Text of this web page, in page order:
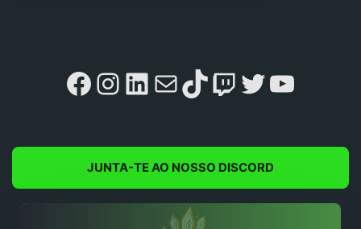
Facebook
Instagram
LinkedIn
MailTikTok
Twitch
Twitter
JUNTA-TE AO NOSSO DISCORD